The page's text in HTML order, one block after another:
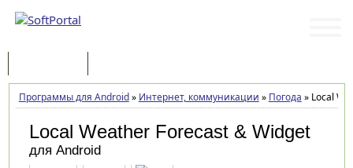
Программы для Android» Интернет, коммуникации » Погода »Local
Local Weather Forecast & Widget
для Android